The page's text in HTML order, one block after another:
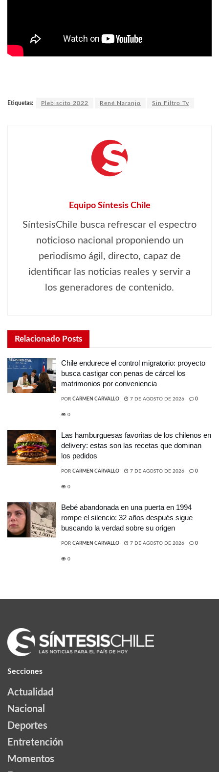
Etiquetas: Plebiscito 2022 René Naranjo Sin Filtro Tv
Equipo Síntesis Chile
SíntesisChile busca refrescar el espectro
noticioso nacional proponiendo un
periodismo ágil, directo, capaz de
identificar las noticias reales y servir a
los generadores de contenido.
Relacionado Posts
Chile endurece el control migratorio: proyecto
busca castigar con penas de cárcel los
matrimonios por conveniencia
POR CARMEN CARVALLO 7 DE AGOSTO DE 2026 0
0
Las hamburguesas favoritas de los chilenos en
delivery: estas son las recetas que dominan
los pedidos
POR CARMEN CARVALLO 7 DE AGOSTO DE 2026 0
0
Bebé abandonada en una puerta en 1994
rompe el silencio: 32 años después sigue
buscando la verdad sobre su origen
POR CARMEN CARVALLO 7 DE AGOSTO DE 2026 0
0
Secciones
Actualidad
Nacional
Deportes
Entretención
Momentos